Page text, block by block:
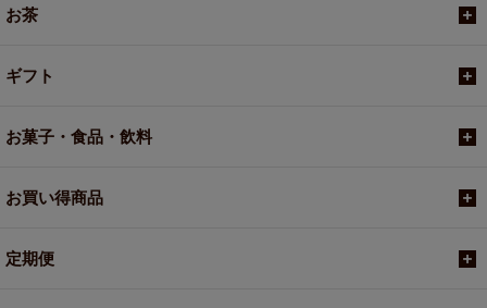
お茶
ギフト
お菓子・食品・飲料
お買い得商品
定期便